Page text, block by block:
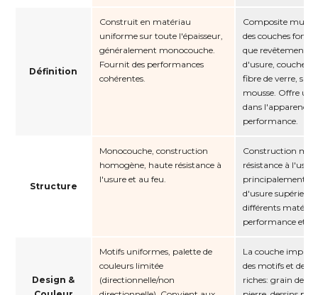
Définition
Construit en matériau
uniforme sur toute l'épaisseur,
généralement monocouche.
Fournit des performances
cohérentes.
Composite
des couches
que revêtement
d'usure, couche
fibre de verre,
mousse. Offre
dans l'apparence
performance.
Structure
Monocouche, construction
homogène, haute résistance à
l'usure et au feu.
Construction
résistance à
principalement
d'usure
différents
performance et
Design &
Motifs uniformes, palette de
couleurs limitée
(directionnelle/non
La couche
des motifs et des
riches: grain de